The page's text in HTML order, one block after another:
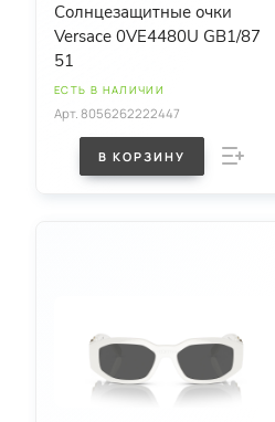
Солнцезащитные очки
Versace 0VE4480U GB1/87
51
ЕСТЬ В НАЛИЧИИ
Арт. 8056262222447
В КОРЗИНУ